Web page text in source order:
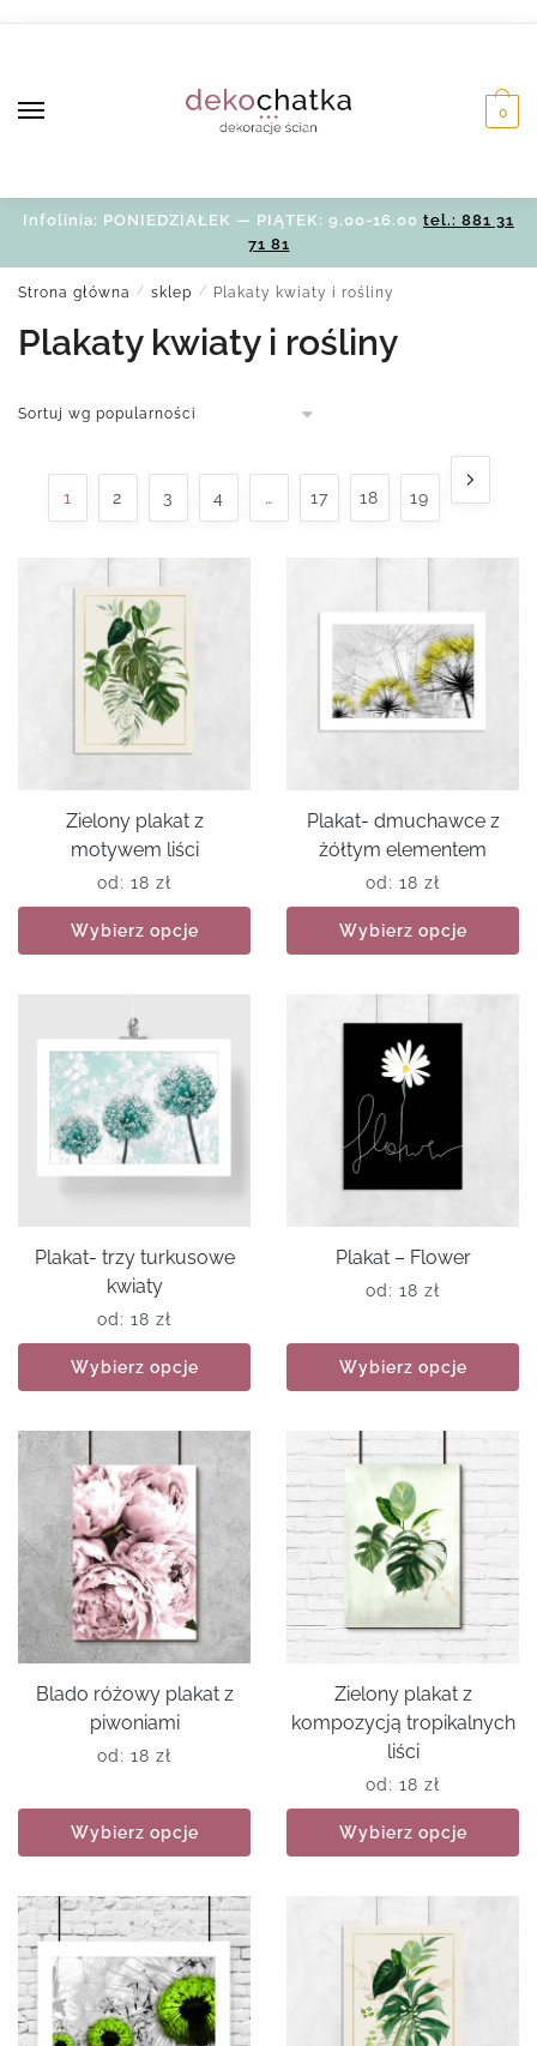
0
Infolinia: PONIEDZIAŁEK — PIĄTEK: 9.00-16.00 tel.: 881 31
71 81
Strona główna / sklep / Plakaty kwiaty i rośliny
Plakaty kwiaty i rośliny
1 2 3 4 … 17 18 19
Zielony plakat z
motywem liści
od: 18 zł
Wybierz opcje
Plakat- dmuchawce z
żółtym elementem
od: 18 zł
Wybierz opcje
Plakat- trzy turkusowe
kwiaty
od: 18 zł
Wybierz opcje
Plakat – Flower
od: 18 zł
Wybierz opcje
Blado różowy plakat z
piwoniami
od: 18 zł
Wybierz opcje
Zielony plakat z
kompozycją tropikalnych
liści
od: 18 zł
Wybierz opcje